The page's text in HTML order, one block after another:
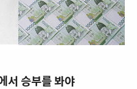
서 승부를 봐야